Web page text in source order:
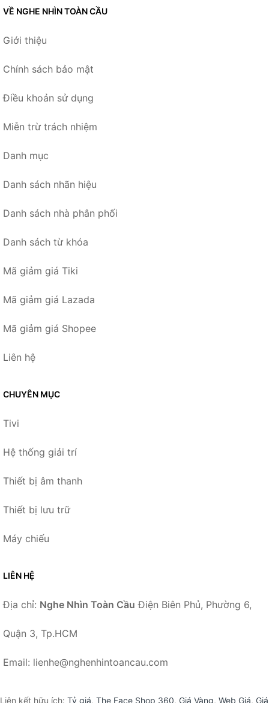
VỀ NGHE NHÌN TOÀN CẦU
Giới thiệu
Chính sách bảo mật
Điều khoản sử dụng
Miễn trừ trách nhiệm
Danh mục
Danh sách nhãn hiệu
Danh sách nhà phân phối
Danh sách từ khóa
Mã giảm giá Tiki
Mã giảm giá Lazada
Mã giảm giá Shopee
Liên hệ
CHUYÊN MỤC
Tivi
Hệ thống giải trí
Thiết bị âm thanh
Thiết bị lưu trữ
Máy chiếu
LIÊN HỆ
Địa chỉ: Nghe Nhìn Toàn Cầu Điện Biên Phủ, Phường 6,
Quận 3, Tp.HCM
Email: lienhe@nghenhintoancau.com
Liên kết hữu ích: Tỷ giá, The Face Shop 360, Giá Vàng, Web Giá, Giá